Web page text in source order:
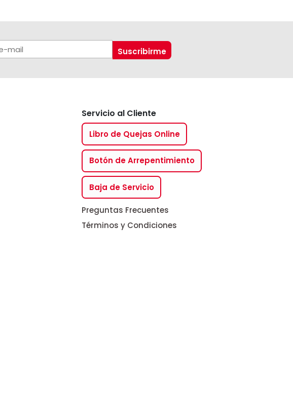
Servicio al Cliente
Libro de Quejas Online
Botón de Arrepentimiento
Baja de Servicio
Preguntas Frecuentes
Términos y Condiciones